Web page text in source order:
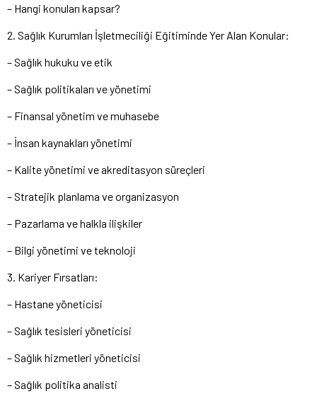
– Hangi konuları kapsar?
2. Sağlık Kurumları İşletmeciliği Eğitiminde Yer Alan Konular:
– Sağlık hukuku ve etik
– Sağlık politikaları ve yönetimi
– Finansal yönetim ve muhasebe
– İnsan kaynakları yönetimi
– Kalite yönetimi ve akreditasyon süreçleri
– Stratejik planlama ve organizasyon
– Pazarlama ve halkla ilişkiler
– Bilgi yönetimi ve teknoloji
3. Kariyer Fırsatları:
– Hastane yöneticisi
– Sağlık tesisleri yöneticisi
– Sağlık hizmetleri yöneticisi
– Sağlık politika analisti